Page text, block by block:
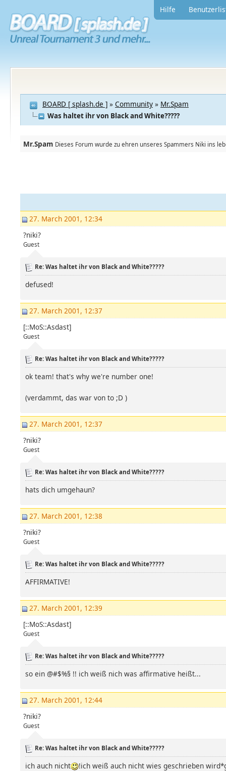
Hilfe
BOARD [ splash.de ] » Community » Mr.Spam
Was haltet ihr von Black and White?????
Mr.Spam Dieses Forum wurde zu ehren unseres Spammers Niki ins
27. March 2001, 12:34
?niki?
Guest
Re: Was haltet ihr von Black and White?????
defused!
27. March 2001, 12:37
[::MoS::Asdast]
Guest
Re: Was haltet ihr von Black and White?????
ok team! that's why we're number one!
(verdammt, das war von to ;D )
27. March 2001, 12:37
?niki?
Guest
Re: Was haltet ihr von Black and White?????
hats dich umgehaun?
27. March 2001, 12:38
?niki?
Guest
Re: Was haltet ihr von Black and White?????
AFFIRMATIVE!
27. March 2001, 12:39
[::MoS::Asdast]
Guest
Re: Was haltet ihr von Black and White?????
so ein @#$%§ !! ich weiß nich was affirmative heißt...
27. March 2001, 12:44
?niki?
Guest
Re: Was haltet ihr von Black and White?????
ich auch nicht !ich weiß auch nicht wies geschrieben